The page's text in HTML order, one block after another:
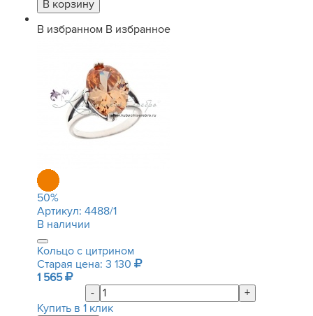
В избранном В избранное
50%
Артикул: 4488/1
В наличии
Кольцо с цитрином
Старая цена: 3 130
1 565
-
+
Купить в 1 клик